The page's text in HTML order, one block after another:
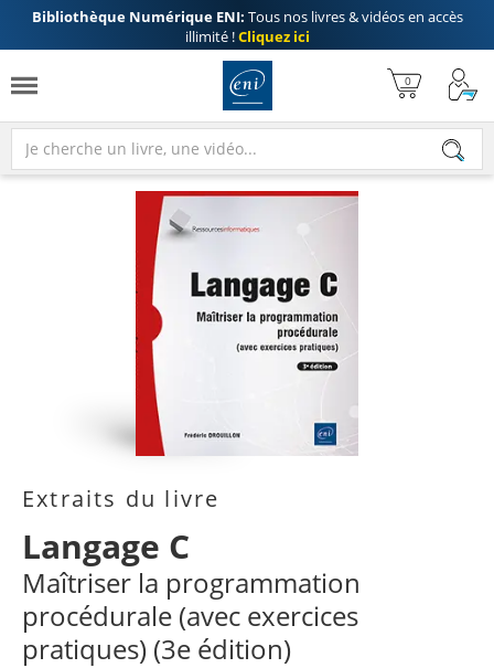
Bibliothèque Numérique ENI: Tous nos livres & vidéos en accès
illimité !Cliquez ici
Extraits du livre
Langage C
Maîtriser la programmation
procédurale (avec exercices
pratiques) (3e édition)